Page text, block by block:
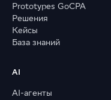
Prototypes GoCPA
Решения
Кейсы
База знаний
AI
AI-агенты